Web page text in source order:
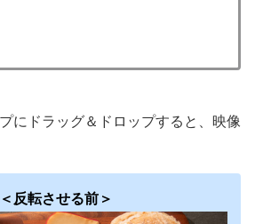
にドラッグ＆ドロップすると、 映像
＜反転させる前＞